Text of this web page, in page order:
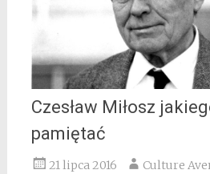
Czesław Miłosz
pamiętać
21 lipca 2016 Culture